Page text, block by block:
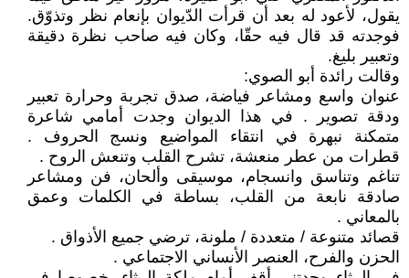
يقول، لأعود له بعد أن قرأت الدّيوان بإنعام نظر وتذوّق.
فوجدته قد قال فيه حقّا، وكان فيه صاحب نظرة دقيقة
وتعبير بليغ.
وقالت رائدة أبو الصوي:
عنوان واسع ومشاعر فياضة، صدق تجربة وحرارة تعبير
ودقة تصوير . في هذا الديوان وجدت أمامي شاعرة
متمكنة نبهرة في انتقاء المواضيع ونسج الحروف .
قطرات من عطر منعشة، تشرح القلب وتنعش الروح .
تناغم وتناسق وانسجام، موسيقى وألحان، فن ومشاعر
صادقة نابعة من القلب، بساطة في الكلمات وعمق
بالمعاني .
قصائد متنوعة / متعددة / ملونة، ترضي جميع الأذواق .
الحزن والفرح، العنصر الأنساني الاجتماعي .